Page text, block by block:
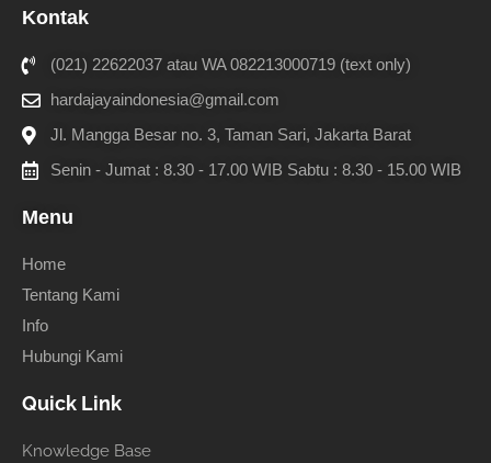
Kontak
(021) 22622037 atau WA 082213000719 (text only)
hardajayaindonesia@gmail.com
Jl. Mangga Besar no. 3, Taman Sari, Jakarta Barat
Senin - Jumat : 8.30 - 17.00 WIB Sabtu : 8.30 - 15.00 WIB
Menu
Home
Tentang Kami
Info
Hubungi Kami
Quick Link
Knowledge Base